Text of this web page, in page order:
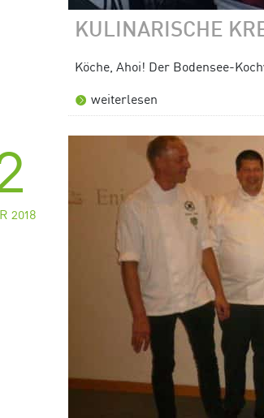
KULINARISCHE
Köche, Ahoi! Der Bodensee-
weiterlesen
2018